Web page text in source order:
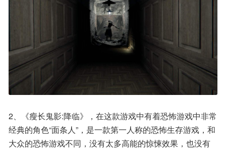
2、《瘦长鬼影:降临》，在这款游戏中有着恐怖游戏中非常
经典的角色“面条人”，是一款第一人称的恐怖生存游戏，和
大众的恐怖游戏不同，没有太多高能的惊悚效果，也没有